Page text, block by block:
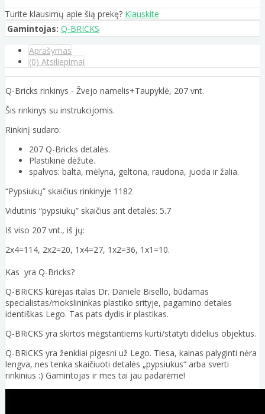
Turite klausimų apie šią prekę? Klauskite
Gamintojas: Q-BRICKS
Aprašymas
(0) Atsiliepimai
Q-Bricks rinkinys - Žvejo namelis+Taupyklė, 207 vnt.
Šis rinkinys su instrukcijomis.
Rinkinį sudaro:
207 Q-Bricks detalės.
Plastikinė dėžutė.
spalvos: balta, mėlyna, geltona, raudona, juoda ir žalia.
“Pypsiukų” skaičius rinkinyje 1182
Vidutinis “pypsiukų” skaičius ant detalės: 5.7
Iš viso 207 vnt., iš jų:
2x4=114, 2x2=20, 1x4=27, 1x2=36, 1x1=10.
Kas yra Q-Bricks?
Q-BRiCKS kūrėjas italas Dr. Daniele Bisello, būdamas
specialistas/mokslininkas plastiko srityje, pagamino detales
identiškas Lego. Tas pats dydis ir plastikas.
Q-BRiCKS yra skirtos mėgstantiems kurti/statyti didelius objektus.
Q-BRiCKS yra ženkliai pigesni už Lego. Tiesa, kainas palyginti nėra
lengva, nes tenka skaičiuoti detalės „pypsiukus“ arba sverti
rinkinius :) Gamintojas ir mes tai jau padarėme!